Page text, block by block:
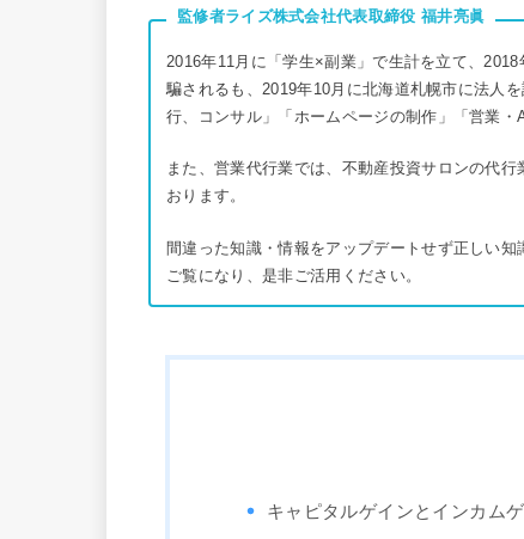
監修者ライズ株式会社代表取締役 福井亮眞
2016年11月に「学生×副業」で生計を立て、
騙されるも、2019年10月に北海道札幌市に法人
行、コンサル」「ホームページの制作」「営業
また、営業代行業では、不動産投資サロンの代
おります。
間違った知識・情報をアップデートせず正しい
ご覧になり、是非ご活用ください。
キャピタルゲインとインカム